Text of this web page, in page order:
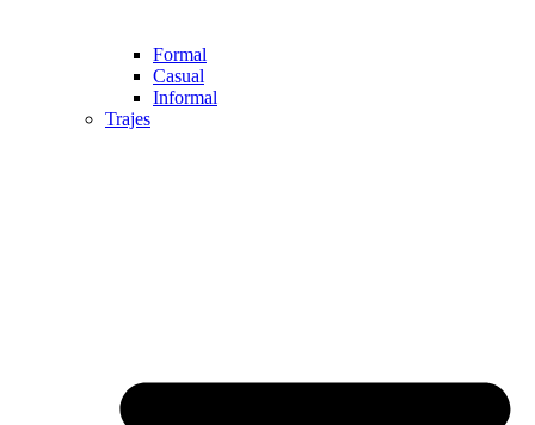
Formal
Casual
Informal
Trajes